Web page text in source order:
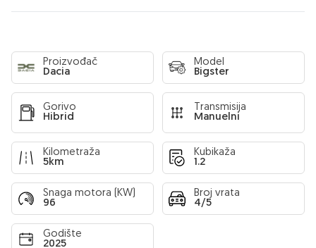
Proizvođač
Dacia
Model
Bigster
Gorivo
Hibrid
Transmisija
Manuelni
Kilometraža
5km
Kubikaža
1.2
Snaga motora (KW)
96
Broj vrata
4/5
Godište
2025